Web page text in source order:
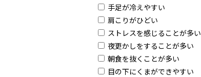
手足が冷えやすい
肩こりがひどい
ストレスを感じることが多い
夜更かしをすることが多い
朝食を抜くことが多い
目の下にくまができやすい